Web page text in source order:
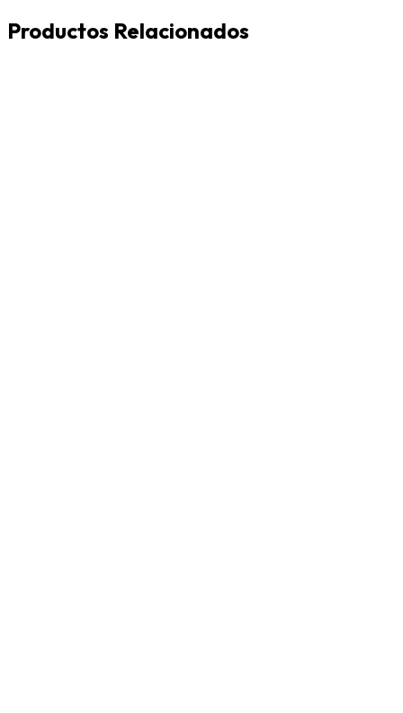
Productos Relacionados